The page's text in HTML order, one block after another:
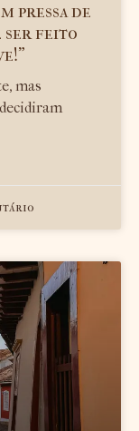
pressa de
ser feito
mas